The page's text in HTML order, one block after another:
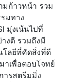
มก้าวหน้า รวม
มทาง
มุ่งเน้นไปที่
งดี รวมถึงมี
โลยีที่คัดสิ่งที่ดี
เพื่อตอบโจทย์
ารสตรีมมิ่ง